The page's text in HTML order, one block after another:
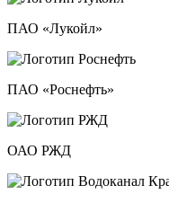
ПАО «Лукойл»
ПАО «Роснефть»
ОАО РЖД